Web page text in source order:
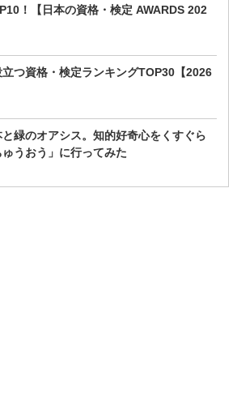
！【日本の資格・検定 AWARDS 202
つ資格・検定ランキングTOP30【2026
緑のオアシス。知的好奇心をくすぐら
うおう」に行ってみた